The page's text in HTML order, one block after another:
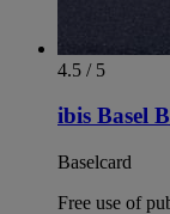
4.5 / 5
ibis Basel
Baselcard
Free use of